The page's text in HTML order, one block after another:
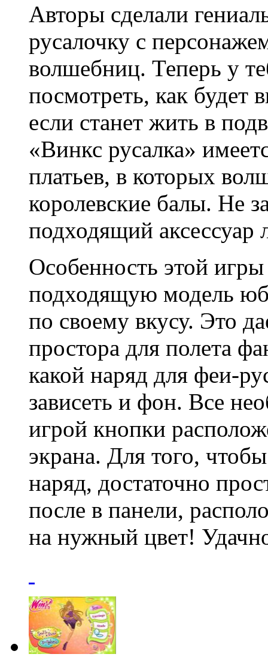
Авторы сделали
русалочку с
волшебниц. Теперь у
посмотреть, как будет
если станет жить в
«Винкс русалка»
платьев, в которых
королевские балы. Не
подходящий аксессуар
Особенность этой
подходящую модель
по своему вкусу. Это
простора для полета
какой наряд для феи-
зависеть и фон. Все
игрой кнопки
экрана. Для того,
наряд, достаточно
после в панели,
на нужный цвет!